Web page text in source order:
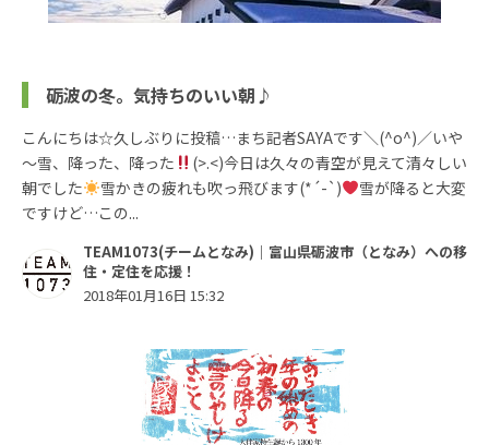
砺波の冬。気持ちのいい朝♪
こんにちは☆久しぶりに投稿…まち記者SAYAです＼(^o^)／いや
～雪、降った、降った
(>.<)今日は久々の青空が見えて清々しい
朝でした
雪かきの疲れも吹っ飛びます(*´-`)
雪が降ると大変
ですけど…この...
TEAM1073(チームとなみ)｜富山県砺波市（となみ）への移
住・定住を応援！
2018年01月16日 15:32